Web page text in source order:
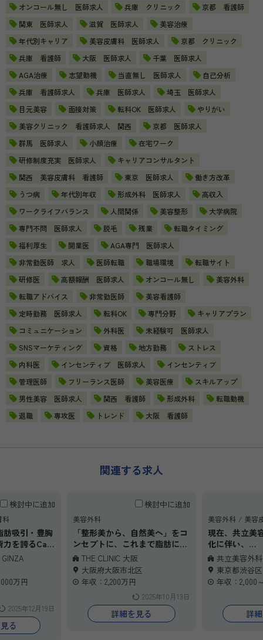
オンコール無し 医師求人
兵庫 クリニック
京都 看護師
関東 医師求人
滋賀 医師求人
美容治療
年代別キャリア
美容皮膚科 医師求人
京都 クリニック
兵庫 看護師
大阪 医師求人
千葉 医師求人
AGA治療
志望動機 当直無し 医師求人
自己分析
兵庫 看護師求人
兵庫 医師求人
埼玉 医師求人
目元美容
面接対策 転科OK 医師求人
やりがい
美容クリニック 看護師求人 関西
京都 医師求人
群馬 医師求人
小顔治療
在宅ワーク
研修制度充実 医師求人
キャリアコンサルタント
関西 美容皮膚科 看護師
東京 医師求人
働き方改革
うつ病
年代別年収 形成外科 医師求人
高収入
ワークライフバランス
人間関係 美容整形
大学病院
専門不問 医師求人
脱毛 残業
転職タイミング
福利厚生
開業医
AGA専門 医師求人
非常勤医師 求人
医師転職 職場環境
転職サイト
研修医
高額報酬 医師求人 オンコール無し
美容外科
転職アドバイス
非常勤医師
美容看護師
定時勤務 医師求人
転科OK 専門分野
キャリアプラン
コミュニケーション
外科医
未経験可 医師求人
SNSマーケティング
資格 地方勤務
ストレス
内科医
インセンティブ 医師求人
インセンティブ
管理医師
フリーランス医師 美容医療
スキルアップ
男性美容 医師求人
関西 看護師 形成外科
転職動機
退職
専攻医 トレンド 大阪 看護師
関連する求人
検討中に追加
科
肪吸引・豊胸
力を誇るCas
。
な技術を学
。
たい」「将
を磨きた
GINZA
万円
2025年12月19日
る
検討中に追加
美容外科
「整形美から、自然美へ」をコ
ンセプトに、これまで脂肪に特
化したサービスを提供してきま
した。
研修期間中も積極的な技術指導
があるので、美容系未経験者で
も安心して働けます！
THE CLINIC 大阪
大阪府大阪市北区
年収：2,200万円
2025年10月13日
詳細を見る
美容外科 美容
現在、共立美
化に伴い、
重点的に関西
集しています
特に経験者の
ります。
共立美容外
東京都渋谷区
年収：2,000
詳